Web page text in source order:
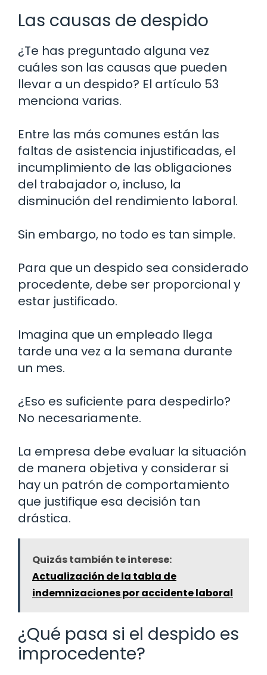
Las causas de despido
¿Te has preguntado alguna vez
cuáles son las causas que pueden
llevar a un despido? El artículo 53
menciona varias.
Entre las más comunes están las
faltas de asistencia injustificadas, el
incumplimiento de las obligaciones
del trabajador o, incluso, la
disminución del rendimiento laboral.
Sin embargo, no todo es tan simple.
Para que un despido sea considerado
procedente, debe ser proporcional y
estar justificado.
Imagina que un empleado llega
tarde una vez a la semana durante
un mes.
¿Eso es suficiente para despedirlo?
No necesariamente.
La empresa debe evaluar la situación
de manera objetiva y considerar si
hay un patrón de comportamiento
que justifique esa decisión tan
drástica.
Quizás también te interese:
Actualización de la tabla de
indemnizaciones por accidente laboral
¿Qué pasa si el despido es
improcedente?